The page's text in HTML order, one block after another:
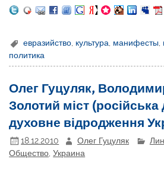
евразийство культура манифесты
политика
Олег Гуцуляк,
Золотий міст (російська
духовне відродження
18.12.2010 Олег Гуцуляк
Общество ,Украина